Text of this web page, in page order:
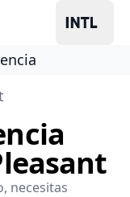
necesitas